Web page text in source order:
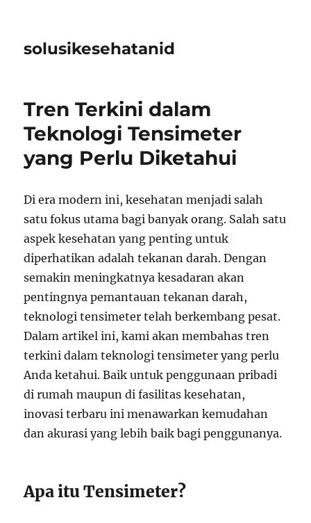
solusikesehatanid
Tren Terkini dalam
Teknologi Tensimeter
yang Perlu Diketahui
Di era modern ini, kesehatan menjadi salah
satu fokus utama bagi banyak orang. Salah satu
aspek kesehatan yang penting untuk
diperhatikan adalah tekanan darah. Dengan
semakin meningkatnya kesadaran akan
pentingnya pemantauan tekanan darah,
teknologi tensimeter telah berkembang pesat.
Dalam artikel ini, kami akan membahas tren
terkini dalam teknologi tensimeter yang perlu
Anda ketahui. Baik untuk penggunaan pribadi
di rumah maupun di fasilitas kesehatan,
inovasi terbaru ini menawarkan kemudahan
dan akurasi yang lebih baik bagi penggunanya.
Apa itu Tensimeter?